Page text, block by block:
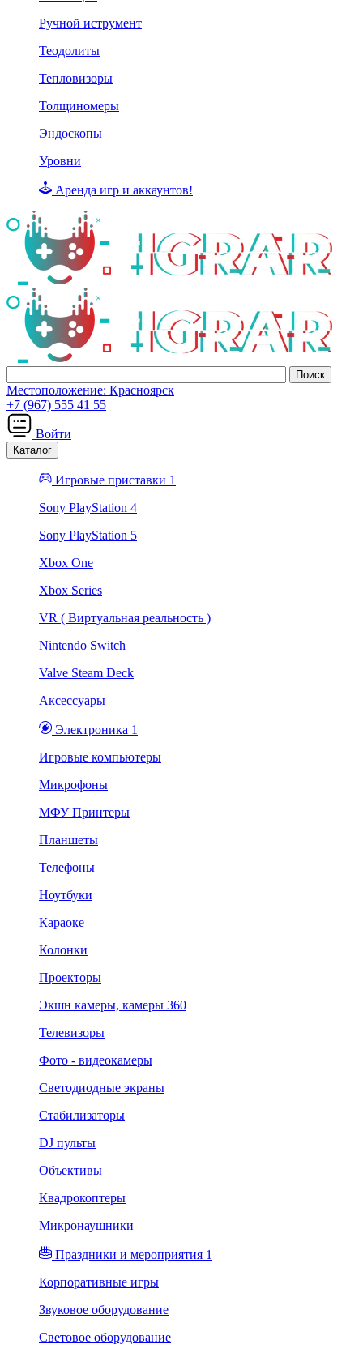
Ручной иструмент
Теодолиты
Тепловизоры
Толщиномеры
Эндоскопы
Уровни
Аренда игр и аккаунтов!
Местоположение: Красноярск
+7 (967) 555 41 55
Войти
Каталог
Игровые приставки 1
Sony PlayStation 4
Sony PlayStation 5
Xbox One
Xbox Series
VR ( Виртуальная реальность )
Nintendo Switch
Valve Steam Deck
Аксессуары
Электроника 1
Игровые компьютеры
Микрофоны
МФУ Принтеры
Планшеты
Телефоны
Ноутбуки
Караоке
Колонки
Проекторы
Экшн камеры, камеры 360
Телевизоры
Фото - видеокамеры
Светодиодные экраны
Стабилизаторы
DJ пульты
Объективы
Квадрокоптеры
Микронаушники
Праздники и мероприятия 1
Корпоративные игры
Звуковое оборудование
Световое оборудование